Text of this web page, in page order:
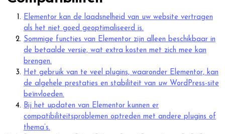
Elementor kan de laadsnelheid van uw website vertragen
als het niet goed geoptimaliseerd is.
Sommige functies van Elementor zijn alleen beschikbaar in
de betaalde versie, wat extra kosten met zich mee kan
brengen.
Het gebruik van te veel plugins, waaronder Elementor, kan
de algehele prestaties en stabiliteit van uw WordPress-site
beïnvloeden.
Bij het updaten van Elementor kunnen er
compatibiliteitsproblemen optreden met andere plugins of
thema’s.